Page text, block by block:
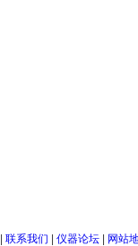
联系我们 仪器论坛| 网站